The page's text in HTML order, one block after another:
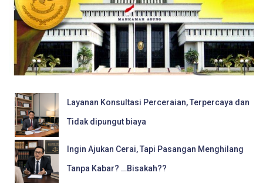
Layanan Konsultasi Perceraian, Terpercaya dan
Tidak dipungut biaya
Ingin Ajukan Cerai, Tapi Pasangan Menghilang
Tanpa Kabar? …Bisakah??